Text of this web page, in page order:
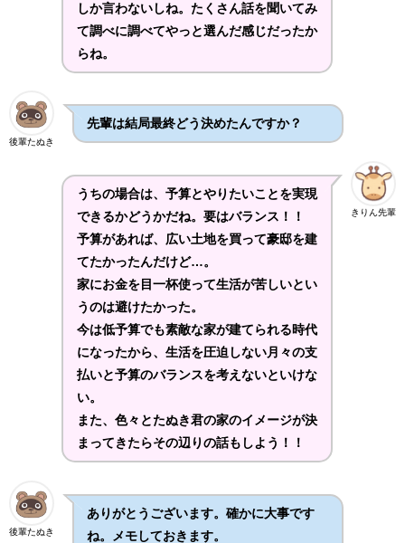
しか言わないしね。たくさん話を聞いてみ
て調べに調べてやっと選んだ感じだったか
らね。
後輩たぬき
先輩は結局最終どう決めたんですか？
きりん先輩
うちの場合は、予算とやりたいことを実現
できるかどうかだね。要はバランス！！
予算があれば、広い土地を買って豪邸を建
てたかったんだけど…。
家にお金を目一杯使って生活が苦しいとい
うのは避けたかった。
今は低予算でも素敵な家が建てられる時代
になったから、生活を圧迫しない月々の支
払いと予算のバランスを考えないといけな
い。
また、色々とたぬき君の家のイメージが決
まってきたらその辺りの話もしよう！！
後輩たぬき
ありがとうございます。確かに大事です
ね。メモしておきます。